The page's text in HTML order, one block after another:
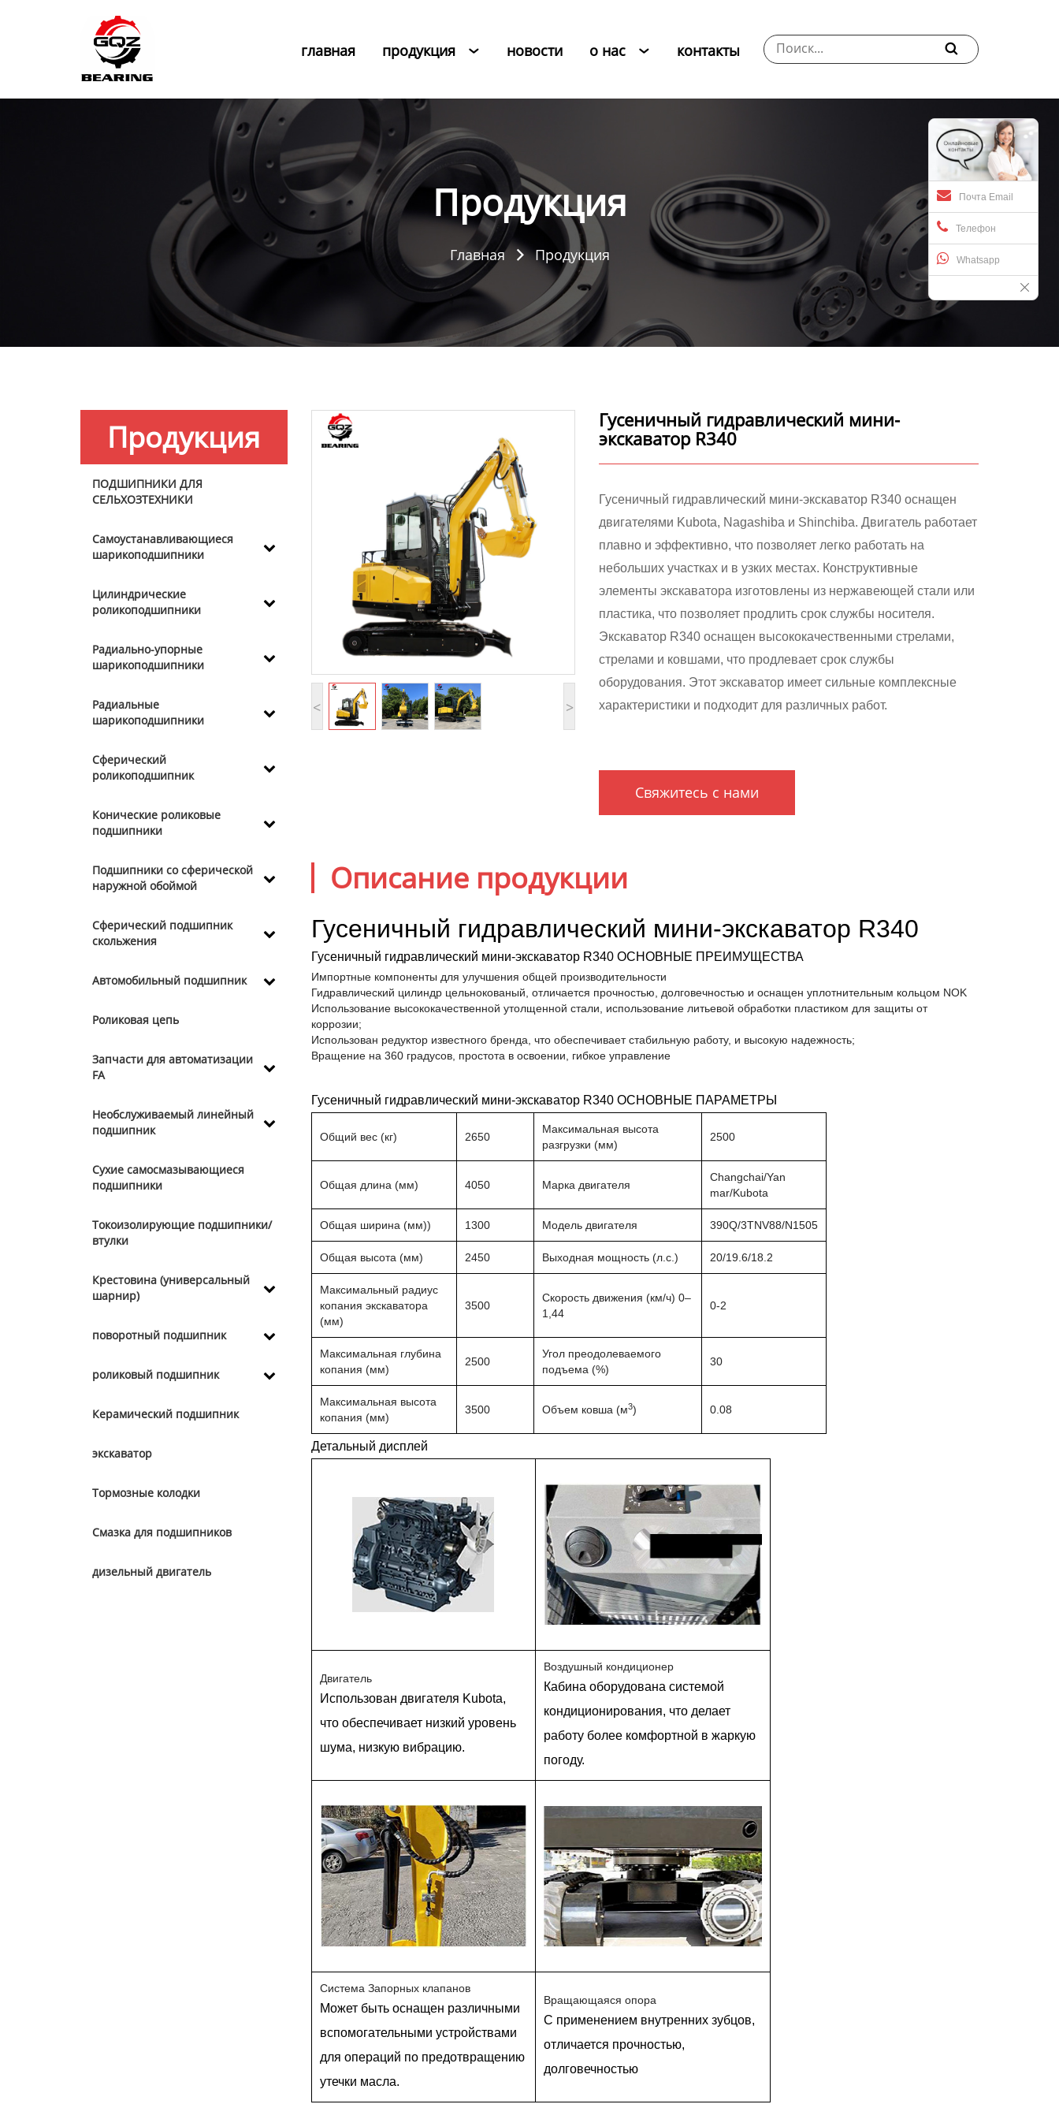
главная продукция  новости о нас  контакты 
Новости
Почта Email
Телефон
Whatsapp
Продукция
Главная  Продукция
Продукция
ПОДШИПНИКИ ДЛЯ
СЕЛЬХОЗТЕХНИКИ
Самоустанавливающиеся
шарикоподшипники
Цилиндрические
роликоподшипники
Радиально-упорные
шарикоподшипники
Радиальные
шарикоподшипники
Сферический
роликоподшипник
Конические роликовые
подшипники
Подшипники со сферической
наружной обоймой
Сферический подшипник
скольжения
Автомобильный подшипник
Роликовая цепь
Запчасти для автоматизации
FA
Необслуживаемый линейный
подшипник
Сухие самосмазывающиеся
подшипники
Токоизолирующие подшипники/
втулки
Крестовина (универсальный
шарнир)
поворотный подшипник
роликовый подшипник
Керамический подшипник
экскаватор
Тормозные колодки
Смазка для подшипников
дизельный двигатель
< >
Гусеничный гидравлический мини-
экскаватор R340
Гусеничный гидравлический мини-экскаватор R340 оснащен
двигателями Kubota, Nagashiba и Shinchiba. Двигатель работает
плавно и эффективно, что позволяет легко работать на
небольших участках и в узких местах. Конструктивные
элементы экскаватора изготовлены из нержавеющей стали или
пластика, что позволяет продлить срок службы носителя.
Экскаватор R340 оснащен высококачественными стрелами,
стрелами и ковшами, что продлевает срок службы
оборудования. Этот экскаватор имеет сильные комплексные
характеристики и подходит для различных работ.
Свяжитесь с нами
Описание продукции
Гусеничный гидравлический мини-экскаватор R340
Гусеничный гидравлический мини-экскаватор R340 ОСНОВНЫЕ ПРЕИМУЩЕСТВА
Импортные компоненты для улучшения общей производительности
Гидравлический цилиндр цельнокованый, отличается прочностью, долговечностью и оснащен уплотнительным кольцом NOK
Использование высококачественной утолщенной стали, использование литьевой обработки пластиком для защиты от
коррозии;
Использован редуктор известного бренда, что обеспечивает стабильную работу, и высокую надежность;
Вращение на 360 градусов, простота в освоении, гибкое управление
Гусеничный гидравлический мини-экскаватор R340 ОСНОВНЫЕ ПАРАМЕТРЫ
Общий вес (кг) 2650
Максимальная высота
разгрузки (мм)
2500
Общая длина (мм) 4050 Марка двигателя
Changchai/Yan
mar/Kubota
Общая ширина (мм)) 1300 Модель двигателя 390Q/3TNV88/N1505
Общая высота (мм) 2450 Выходная мощность (л.с.) 20/19.6/18.2
Максимальный радиус
копания экскаватора
(мм)
3500
Скорость движения (км/ч) 0–
1,44
0-2
Максимальная глубина
копания (мм)
2500
Угол преодолеваемого
подъема (%)
30
Максимальная высота
копания (мм)
3500 Объем ковша (м3) 0.08
Детальный дисплей
Двигатель
Использован двигателя Kubota,
что обеспечивает низкий уровень
шума, низкую вибрацию.
Воздушный кондиционер
Кабина оборудована системой
кондиционирования, что делает
работу более комфортной в жаркую
погоду.
Система Запорных клапанов
Может быть оснащен различными
вспомогательными устройствами
для операций по предотвращению
утечки масла.
Вращающаяся опора
С применением внутренних зубцов,
отличается прочностью,
долговечностью